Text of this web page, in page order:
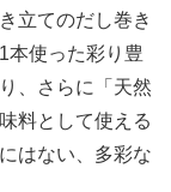
立てのだし巻き
本使った彩り豊
、さらに「天然
料として使える
はない、多彩な